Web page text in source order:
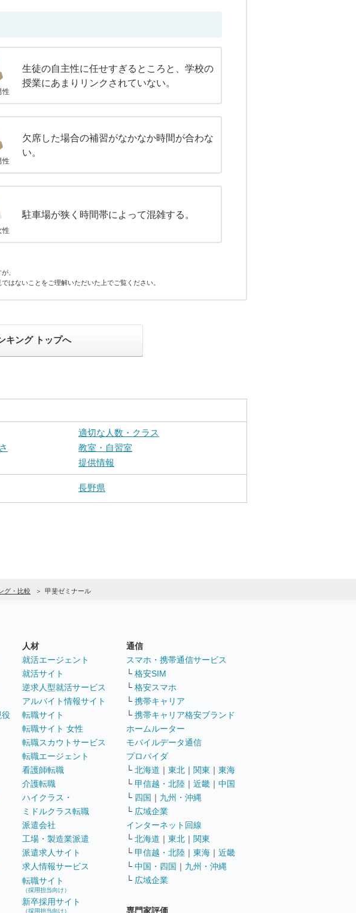
性
生徒の自主性に任せすぎるところと、学校の
授業にあまりリンクされていない。
性
欠席した場合の補習がなかなか時間が合わな
い。
性
駐車場が狭く時間帯によって混雑する。
、
はないことをご理解いただいた上でご覧ください。
キング トップへ
適切な人数・クラス
教室・自習室
提供情報
長野県
グ・比較 甲斐ゼミナール
役
人材
就活エージェント
就活サイト
逆求人型就活サービス
アルバイト情報サイト
転職サイト
転職サイト 女性
転職スカウトサービス
転職エージェント
看護師転職
介護転職
ハイクラス・
ミドルクラス転職
派遣会社
工場・製造業派遣
派遣求人サイト
求人情報サービス
転職サイト
（採用担当向け）
新卒採用サイト
（採用担当向け）
通信
スマホ・携帯通信サービス
└ 格安SIM
└ 格安スマホ
└ 携帯キャリア
└ 携帯キャリア格安ブランド
ホームルーター
モバイルデータ通信
プロバイダ
└ 北海道 ｜ 東北 ｜ 関東 ｜ 東海
└ 甲信越・北陸 ｜ 近畿 ｜ 中国
└ 四国 ｜ 九州・沖縄
└ 広域企業
インターネット回線
└ 北海道 ｜ 東北 ｜ 関東
└ 甲信越・北陸 ｜ 東海 ｜ 近畿
└ 中国・四国 ｜ 九州・沖縄
└ 広域企業
専門家評価